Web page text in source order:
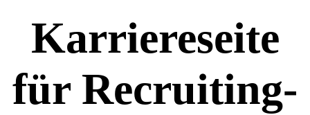
Karriereseite
für Recruiting-